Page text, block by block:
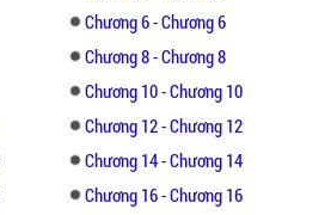
Chương 6 - Chương 6
Chương 8 - Chương 8
Chương 10 - Chương 10
Chương 12 - Chương 12
Chương 14 - Chương 14
Chương 16 - Chương 16